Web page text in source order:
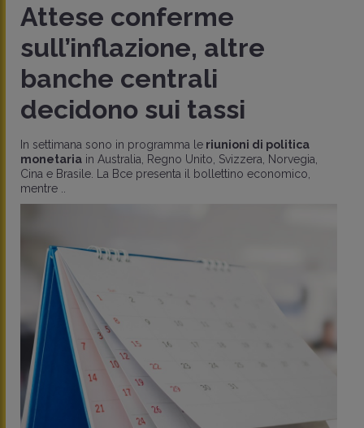
Attese conferme
sull’inflazione, altre
banche centrali
decidono sui tassi
In settimana sono in programma le riunioni di politica
monetaria in Australia, Regno Unito, Svizzera, Norvegia,
Cina e Brasile. La Bce presenta il bollettino economico,
mentre ..